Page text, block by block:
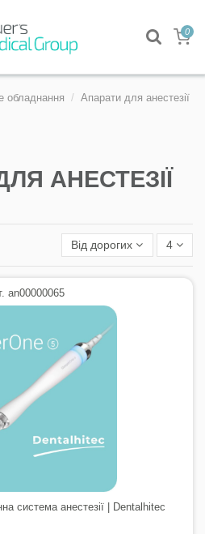
0
обладнання Апарати для анестезії
АНЕСТЕЗІЇ
Від дорогих 4
an00000065
система анестезії | Dentalhitec